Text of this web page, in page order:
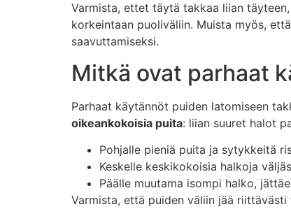
Varmista, ettet täytä takkaa liian
korkeintaan puoliväliin. Muista myös,
saavuttamiseksi.
Mitkä ovat parhaat
Parhaat käytännöt puiden latomiseen
oikeankokoisia puita: liian suuret halot
Pohjalle pieniä puita ja sytykkeitä
Keskelle keskikokoisia halkoja
Päälle muutama isompi halko,
Varmista, että puiden väliin jää